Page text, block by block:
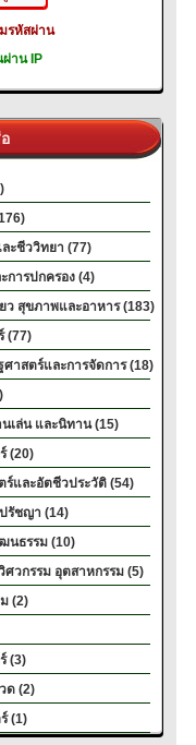
รหัสผ่าน
ผ่าน IP
ะชีววิทยา (77)
การปกครอง (4)
ว สุขภาพและอาหาร (183)
(77)
ศาสตร์และการจัดการ (18)
เล่น และนิทาน (15)
(20)
ร์และอัตชีวประวัติ (54)
รัชญา (14)
นธรรม (10)
ศวกรรม อุตสาหกรรม (5)
(2)
(3)
ด (2)
(1)